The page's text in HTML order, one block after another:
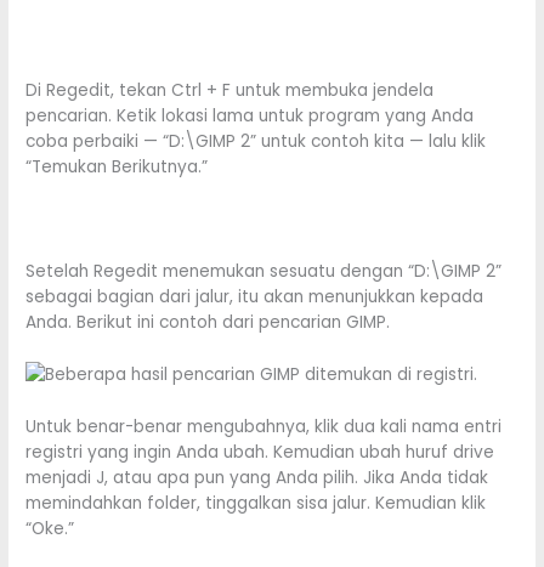
Di Regedit, tekan Ctrl + F untuk membuka jendela
pencarian. Ketik lokasi lama untuk program yang Anda
coba perbaiki — “D:\GIMP 2” untuk contoh kita — lalu klik
“Temukan Berikutnya.”
Setelah Regedit menemukan sesuatu dengan “D:\GIMP 2”
sebagai bagian dari jalur, itu akan menunjukkan kepada
Anda. Berikut ini contoh dari pencarian GIMP.
Untuk benar-benar mengubahnya, klik dua kali nama entri
registri yang ingin Anda ubah. Kemudian ubah huruf drive
menjadi J, atau apa pun yang Anda pilih. Jika Anda tidak
memindahkan folder, tinggalkan sisa jalur. Kemudian klik
“Oke.”